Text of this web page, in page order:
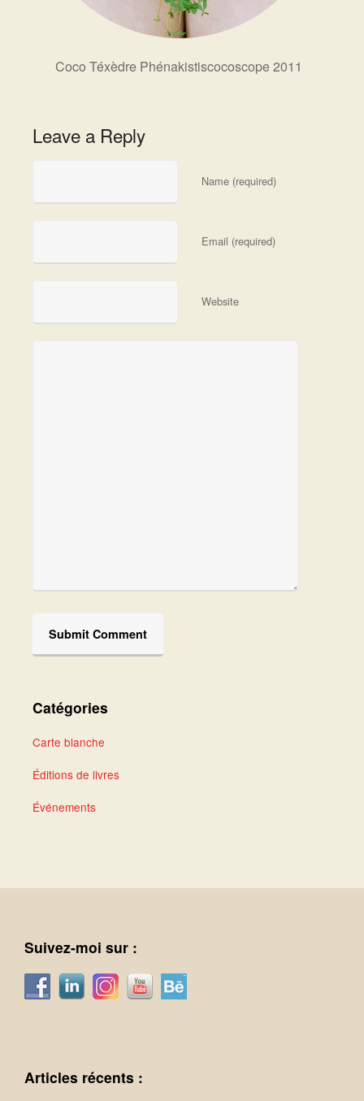
Coco Téxèdre Phénakistiscocoscope 2011
Leave a Reply
Name (required)
Email (required)
Website
Catégories
Carte blanche
Éditions de livres
Événements
Suivez-moi sur :
Articles récents :